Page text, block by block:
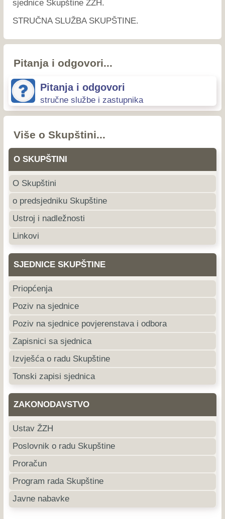
sjednice Skupštine ŽZH.
STRUČNA SLUŽBA SKUPŠTINE.
Pitanja i odgovori...
Pitanja i odgovori
stručne službe i zastupnika
Više o Skupštini...
O SKUPŠTINI
O Skupštini
o predsjedniku Skupštine
Ustroj i nadležnosti
Linkovi
SJEDNICE SKUPŠTINE
Priopćenja
Poziv na sjednice
Poziv na sjednice povjerenstava i odbora
Zapisnici sa sjednica
Izvješća o radu Skupštine
Tonski zapisi sjednica
ZAKONODAVSTVO
Ustav ŽZH
Poslovnik o radu Skupštine
Proračun
Program rada Skupštine
Javne nabavke